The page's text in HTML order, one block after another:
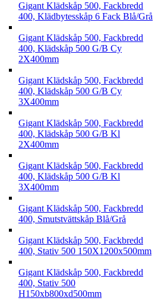
Gigant Klädskåp 500, Fackbredd
400, Klädbytesskåp 6 Fack Blå/Grå
Gigant Klädskåp 500, Fackbredd
400, Klädskåp 500 G/B Cy
2X400mm
Gigant Klädskåp 500, Fackbredd
400, Klädskåp 500 G/B Cy
3X400mm
Gigant Klädskåp 500, Fackbredd
400, Klädskåp 500 G/B Kl
2X400mm
Gigant Klädskåp 500, Fackbredd
400, Klädskåp 500 G/B Kl
3X400mm
Gigant Klädskåp 500, Fackbredd
400, Smutstvättskåp Blå/Grå
Gigant Klädskåp 500, Fackbredd
400, Stativ 500 150X1200x500mm
Gigant Klädskåp 500, Fackbredd
400, Stativ 500
H150xb800xd500mm